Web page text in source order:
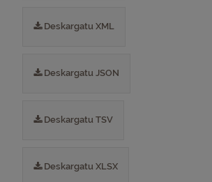
Deskargatu XML
Deskargatu JSON
Deskargatu TSV
Deskargatu XLSX